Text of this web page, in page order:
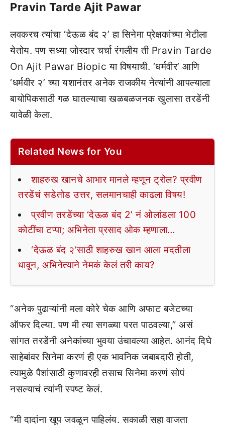
Pravin Tarde Ajit Pawar
लवकरच त्यांचा ‘देऊळ बंद २’ हा सिनेमा प्रेक्षकांच्या भेटीला
येतोय. पण सध्या जोरदार चर्चा रंगलीय ती Pravin Tarde
On Ajit Pawar Biopic या विषयाची. ‘धर्मवीर’ आणि
‘धर्मवीर २’ च्या यशानंतर अनेक राजकीय नेत्यांनी आपल्याला
बायोपिकसाठी गळ घातल्याचा खळबळजनक खुलासा तरडेंनी
यावेळी केला.
Related News for You
शाहरुख खानचे आभार मानले म्हणून ट्रोल? प्रवीण
तरडेंचं सडेतोड उत्तर, सलमानचाही काढला विषय!
प्रवीण तरडेंच्या ‘देऊळ बंद 2’ नं ओलांडला 100
कोटींचा टप्पा; अभिनेता प्रसाद ओक म्हणाला…
‘देऊळ बंद २’साठी शाहरुख खान आला मदतीला
धावून, अभिनेत्याने नेमकं केलं तरी काय?
“अनेक पुढाऱ्यांनी मला कोरे चेक आणि अफाट बजेटच्या
ऑफर दिल्या. पण मी त्या सगळ्या परत पाठवल्या,” असं
सांगत तरडेंनी अनेकांच्या भुवया उंचावल्या आहेत. आनंद दिघे
साहेबांवर सिनेमा करणं ही एक भावनिक जबाबदारी होती,
त्यामुळे पैशांसाठी कुणावरही तसाच सिनेमा करणं सोपं
नसल्याचं त्यांनी स्पष्ट केलं.
“मी दादांना खूप जवळून पाहिलंय. सकाळी सहा वाजता